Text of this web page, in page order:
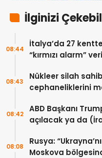
İlginizi
İtalya’da 27
“kırmızı alarm”
08:44
Nükleer silah
cephaneliklerini
08:43
ABD Başkanı
açılacak ya da
08:42
Rusya:
Moskova
08:08